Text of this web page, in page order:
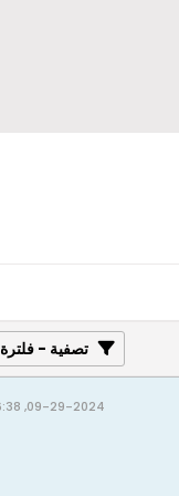
تصفية - فلترة
09-29-2024, 06:38 AM